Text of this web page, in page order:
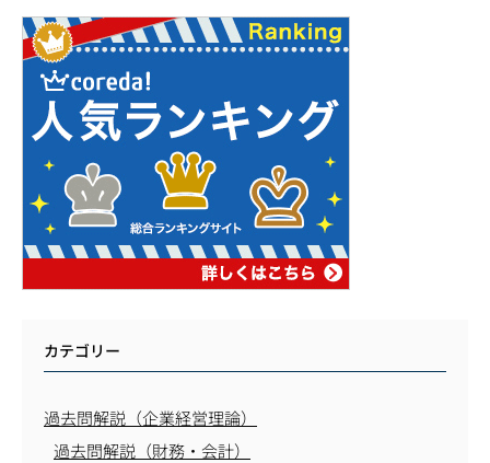
カテゴリー
過去問解説（企業経営理論）
過去問解説（財務・会計）